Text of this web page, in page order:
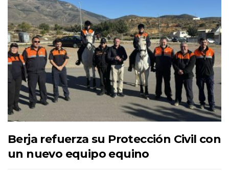
Berja refuerza su Protección Civil con
un nuevo equipo equino